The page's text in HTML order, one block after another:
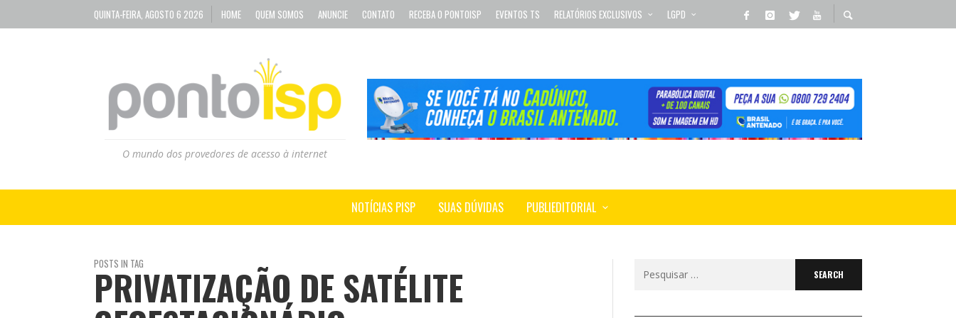
QUINTA-FEIRA, AGOSTO 6 2026 HOME QUEM SOMOS ANUNCIE CONTATO RECEBA O PONTOISP EVENTOS TS RELATÓRIOS EXCLUSIVOS LGPD
O mundo dos provedores de acesso à internet
NOTÍCIAS PISP SUAS DÚVIDAS PUBLIEDITORIAL
POSTS IN TAG
PRIVATIZAÇÃO DE SATÉLITE